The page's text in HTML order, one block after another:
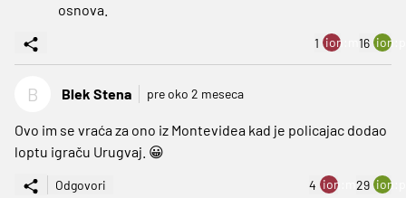
osnova.
1 ion:minus
16
B Blek Stena pre oko 2 meseca
Ovo im se vraća za ono iz Montevidea kad je policajac dodao
loptu igraču Urugvaj. 😀
Odgovori 4 ion:minus
29